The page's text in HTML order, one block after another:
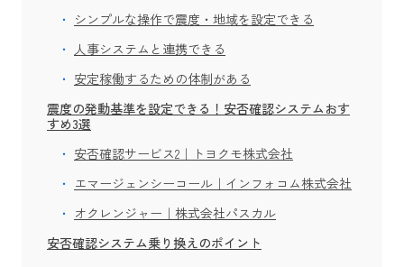
シンプルな操作で震度・地域を設定できる
人事システムと連携できる
安定稼働するための体制がある
震度の発動基準を設定できる！安否確認システムおす
すめ3選
安否確認サービス2｜トヨクモ株式会社
エマージェンシーコール｜インフォコム株式会社
オクレンジャー｜株式会社パスカル
安否確認システム乗り換えのポイント